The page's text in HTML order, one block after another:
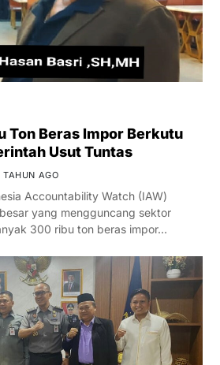
Ton Beras Impor Berkutu
Usut Tuntas
TAHUN AGO
Accountability Watch (IAW)
yang mengguncang sektor
300 ribu ton beras impor…